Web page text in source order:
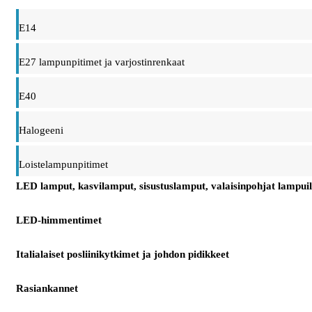
E14
E27 lampunpitimet ja varjostinrenkaat
E40
Halogeeni
Loistelampunpitimet
LED lamput, kasvilamput, sisustuslamput, valaisinpohjat
LED-himmentimet
Italialaiset posliinikytkimet ja johdon pidikkeet
Rasiankannet